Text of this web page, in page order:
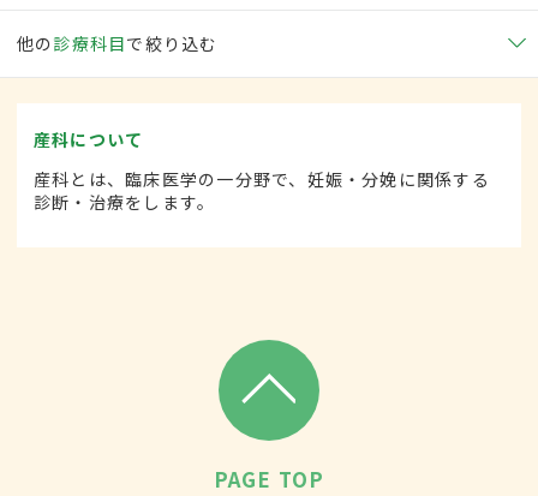
他の 診療科目で絞り込む
産科について
産科とは、臨床医学の一分野で、妊娠・分娩に関係する
診断・治療をします。
PAGE TOP